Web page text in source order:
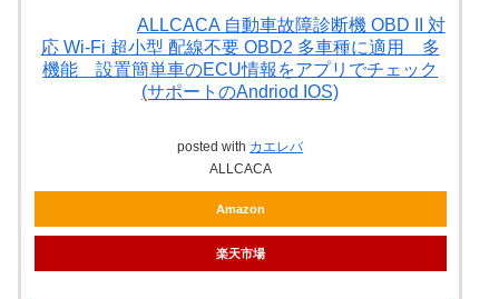
ALLCACA 自動車故障診断機 OBD II 対
応 Wi-Fi 超小型 配線不要 OBD2 多車種に適用 多
機能 設置簡単車のECU情報をアプリでチェック
(サポートのAndriod IOS)
posted with カエレバ
ALLCACA
Amazon
楽天市場